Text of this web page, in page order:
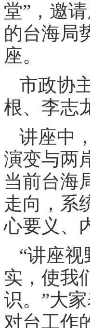
堂”，邀
的台海局
座。
市政协
根、李志
讲座中
演变与两
当前台海
走向，系
心要义、
“讲座
实，使我
识。”大
对台工作